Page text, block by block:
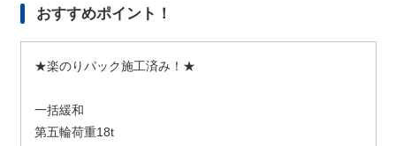
おすすめポイント！
★楽のりパック施工済み！★
一括緩和
第五輪荷重18t